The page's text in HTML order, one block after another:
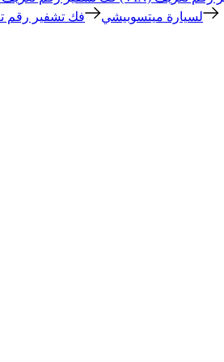
فك تشفير رقم تعريف السيارة (VIN) لسيارة ميتسوبيشي فك تشفير رقم